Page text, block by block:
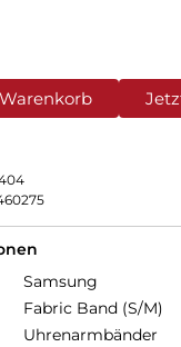
Samsung
Fabric Band (S/M)
Uhrenarmbänder